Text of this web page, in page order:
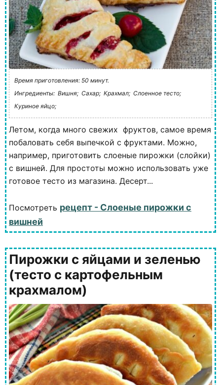
Время приготовления: 50 минут.
Ингредиенты: Вишня; Сахар; Крахмал; Слоенное тесто;
Куриное яйцо;
Летом, когда много свежих фруктов, самое время
побаловать себя выпечкой с фруктами. Можно,
например, приготовить слоеные пирожки (слойки)
с вишней. Для простоты можно использовать уже
готовое тесто из магазина. Десерт...
Посмотреть рецепт - Слоеные пирожки с
вишней
Пирожки с яйцами и зеленью
(тесто с картофельным
крахмалом)